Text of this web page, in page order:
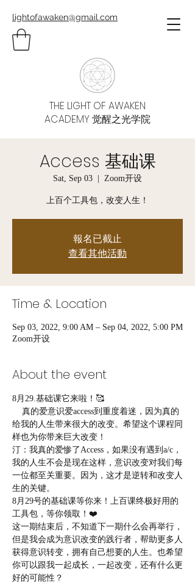
lightofawaken@gmail.com
THE LIGHT OF AWAKEN
ACADEMY 觉醒之光学院
Access 基础课
Sat, Sep 03
  |
Zoom开设
上百个工具包，改变人生！
報名已截止
查看其他活動
Time & Location
Sep 03, 2022, 9:00 AM – Sep 04, 2022, 5:00 PM
Zoom开设
About the event
8月29.基础课它来啦！🥰
给我的人生带来很大的改变。希望这个课程同
样也为你带来巨大改变！
汀：我真的爱惨了Access，如果没有遇到a/c，
我的人生不会是现在这样，意识改变对我们每
一位都至关重要。因为，这才是逆转和改变人
生的关键。
8月29号的基础课等你来！上百课终极好用的
工具包，等你领取！❤️
这一期结束后，不知道下一期什么会再举行，
但是我会成为意识改变的践行者，帮助更多人
获得意识转变，拥有自己想要的人生。也希望
你可以跟我一起成长，一起改变，还有什么更
好的可能性？